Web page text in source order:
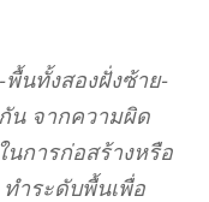
พื้นทั้งสองฝั่งซ้าย-
น จากความผิด
การก่อสร้างหรือ
ำระดับพื้นเพื่อ